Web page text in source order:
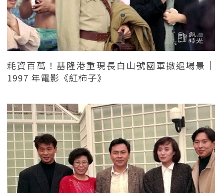
耗資百萬！基隆港重現長白山號國軍撤退場景｜
1997 年電影《紅柿子》